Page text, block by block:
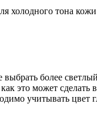
холодного тона
более
это может
учитывать цвет